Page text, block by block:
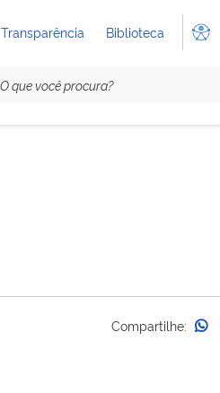
Transparência Biblioteca
Compartilhe: